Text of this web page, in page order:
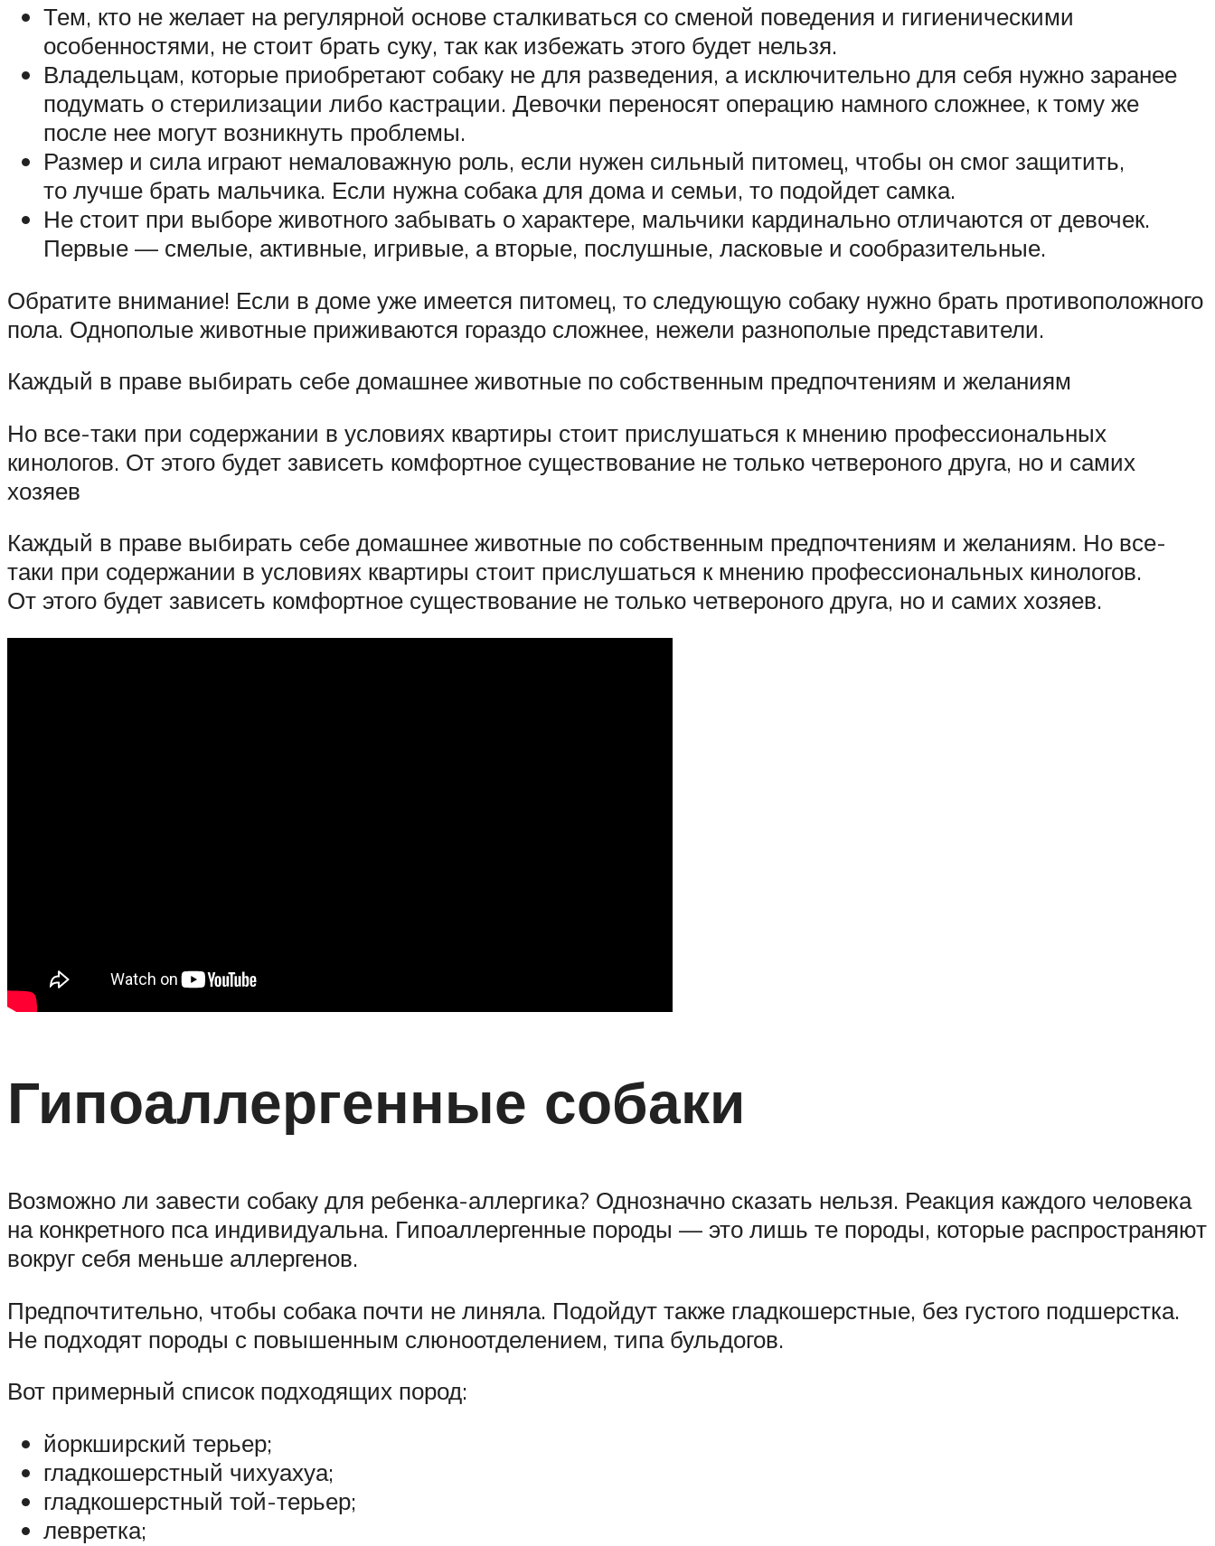
Тем, кто не желает на регулярной основе сталкиваться со сменой поведения и гигиеническими
особенностями, не стоит брать суку, так как избежать этого будет нельзя.
Владельцам, которые приобретают собаку не для разведения, а исключительно для себя нужно заранее
подумать о стерилизации либо кастрации. Девочки переносят операцию намного сложнее, к тому же
после нее могут возникнуть проблемы.
Размер и сила играют немаловажную роль, если нужен сильный питомец, чтобы он смог защитить,
то лучше брать мальчика. Если нужна собака для дома и семьи, то подойдет самка.
Не стоит при выборе животного забывать о характере, мальчики кардинально отличаются от девочек.
Первые — смелые, активные, игривые, а вторые, послушные, ласковые и сообразительные.
Обратите внимание! Если в доме уже имеется питомец, то следующую собаку нужно брать противоположного
пола. Однополые животные приживаются гораздо сложнее, нежели разнополые представители.
Каждый в праве выбирать себе домашнее животные по собственным предпочтениям и желаниям
Но все-таки при содержании в условиях квартиры стоит прислушаться к мнению профессиональных
кинологов. От этого будет зависеть комфортное существование не только четвероного друга, но и самих
хозяев
Каждый в праве выбирать себе домашнее животные по собственным предпочтениям и желаниям. Но все-
таки при содержании в условиях квартиры стоит прислушаться к мнению профессиональных кинологов.
От этого будет зависеть комфортное существование не только четвероного друга, но и самих хозяев.
Гипоаллергенные собаки
Возможно ли завести собаку для ребенка-аллергика? Однозначно сказать нельзя. Реакция каждого человека
на конкретного пса индивидуальна. Гипоаллергенные породы — это лишь те породы, которые распространяют
вокруг себя меньше аллергенов.
Предпочтительно, чтобы собака почти не линяла. Подойдут также гладкошерстные, без густого подшерстка.
Не подходят породы с повышенным слюноотделением, типа бульдогов.
Вот примерный список подходящих пород:
йоркширский терьер;
гладкошерстный чихуахуа;
гладкошерстный той-терьер;
левретка;